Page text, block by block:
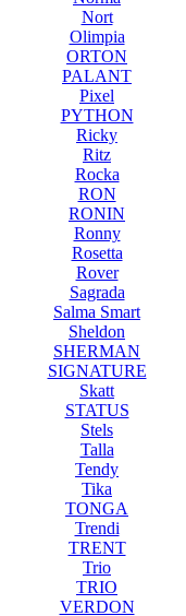
Nort
Olimpia
ORTON
PALANT
Pixel
PYTHON
Ricky
Ritz
Rocka
RON
RONIN
Ronny
Rosetta
Rover
Sagrada
Salma Smart
Sheldon
SHERMAN
SIGNATURE
Skatt
STATUS
Stels
Talla
Tendy
Tika
TONGA
Trendi
TRENT
Trio
TRIO
VERDON